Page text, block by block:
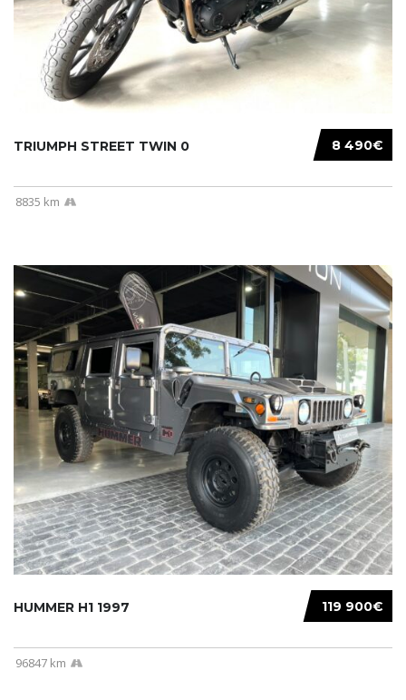
8 490€
TRIUMPH STREET TWIN 0
8835 km
119 900€
HUMMER H1 1997
96847 km